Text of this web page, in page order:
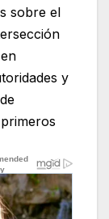
sobre el
y